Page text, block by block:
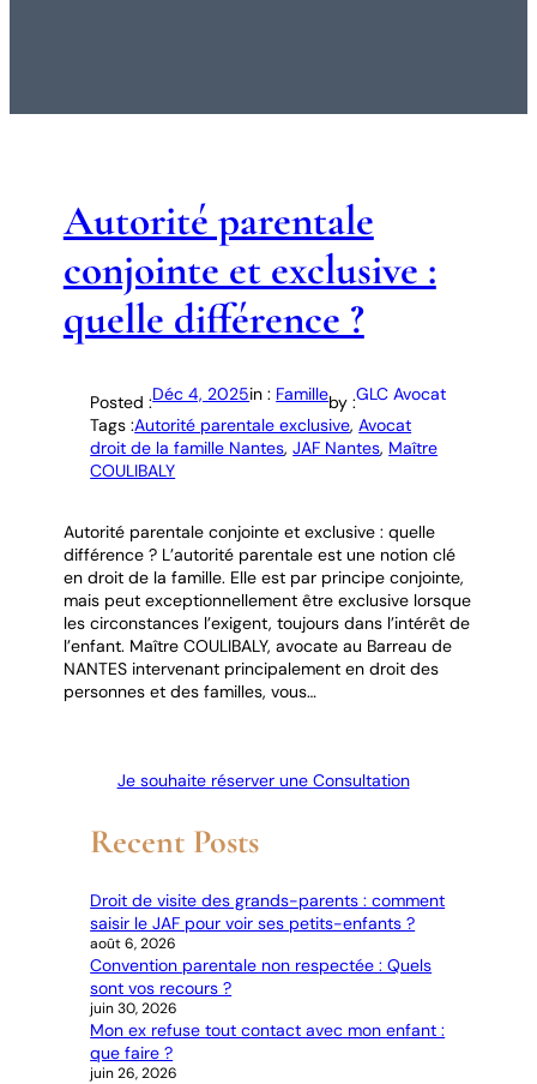
Autorité parentale
conjointe et exclusive :
quelle différence ?
Posted :Déc 4, 2025in : Familleby :GLC Avocat
Tags :Autorité parentale exclusive, Avocat
droit de la famille Nantes, JAF Nantes, Maître
COULIBALY
Autorité parentale conjointe et exclusive : quelle
différence ? L’autorité parentale est une notion clé
en droit de la famille. Elle est par principe conjointe,
mais peut exceptionnellement être exclusive lorsque
les circonstances l’exigent, toujours dans l’intérêt de
l’enfant. Maître COULIBALY, avocate au Barreau de
NANTES intervenant principalement en droit des
personnes et des familles, vous…
Je souhaite réserver une Consultation
Recent Posts
Droit de visite des grands-parents : comment
saisir le JAF pour voir ses petits-enfants ?
août 6, 2026
Convention parentale non respectée : Quels
sont vos recours ?
juin 30, 2026
Mon ex refuse tout contact avec mon enfant :
que faire ?
juin 26, 2026